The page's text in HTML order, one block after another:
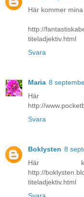
Här kommer mina
http://
titeladjektiv.html
Svara
Maria 8
Här
http://
Svara
Boklysten 8
Här
http://
titeladjektiv.html
Svara